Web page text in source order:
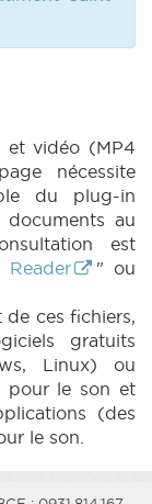
et vidéo (MP4
nécessite
du plug-in
au
est
Reader
" ou
ces fichiers,
gratuits
Linux) ou
pour le son et
(des
le son.